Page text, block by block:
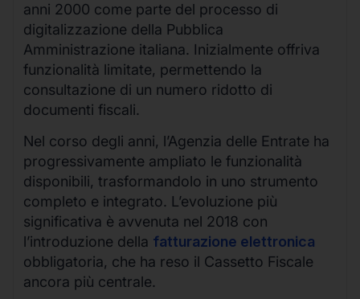
anni 2000 come parte del processo di
digitalizzazione della Pubblica
Amministrazione italiana. Inizialmente offriva
funzionalità limitate, permettendo la
consultazione di un numero ridotto di
documenti fiscali.
Nel corso degli anni, l’Agenzia delle Entrate ha
progressivamente ampliato le funzionalità
disponibili, trasformandolo in uno strumento
completo e integrato. L’evoluzione più
significativa è avvenuta nel 2018 con
l’introduzione della fatturazione elettronica
obbligatoria, che ha reso il Cassetto Fiscale
ancora più centrale.